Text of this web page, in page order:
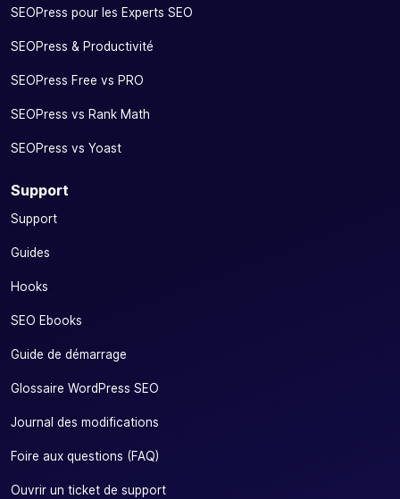
SEOPress pour les Experts SEO
SEOPress & Productivité
SEOPress Free vs PRO
SEOPress vs Rank Math
SEOPress vs Yoast
Support
Support
Guides
Hooks
SEO Ebooks
Guide de démarrage
Glossaire WordPress SEO
Journal des modifications
Foire aux questions (FAQ)
Ouvrir un ticket de support